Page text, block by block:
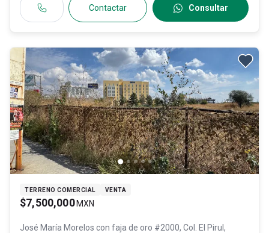
Contactar Consultar
TERRENO COMERCIAL VENTA
$7,500,000 MXN
José María Morelos con faja de oro #2000, Col. El Pirul,